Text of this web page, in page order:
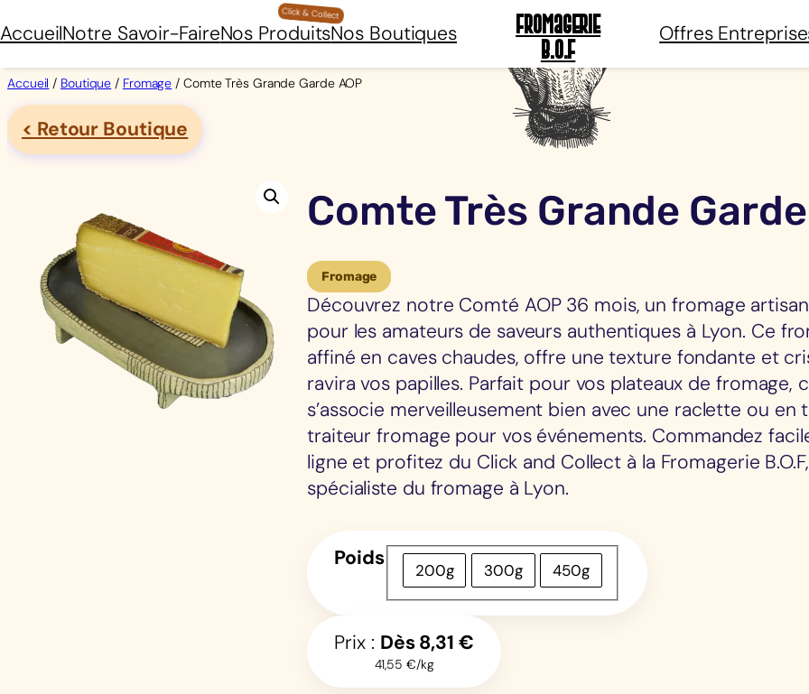
au
contenu
AccueilNotre Savoir-FaireNos ProduitsNos Boutiques
Fromagerie
B.O.F
Offres
Accueil / Boutique / Fromage / Comte Très Grande Garde AOP
< Retour Boutique
Comte Très Grande Garde
Fromage
Découvrez notre Comté AOP 36 mois, un fromage
pour les amateurs de saveurs authentiques à Lyon. Ce
affiné en caves chaudes, offre une texture fondante et
ravira vos papilles. Parfait pour vos plateaux de fromage,
s’associe merveilleusement bien avec une raclette ou en
traiteur fromage pour vos événements. Commandez
ligne et profitez du Click and Collect à la Fromagerie
spécialiste du fromage à Lyon.
Poids
200g 300g 450g
Prix : Dès8,31 €
41,55 €/kg